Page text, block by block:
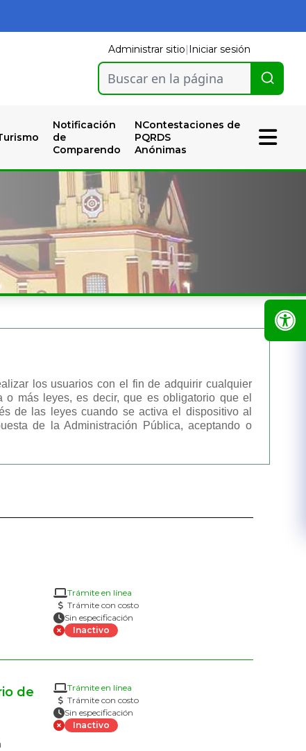
Administrar sitio|Iniciar sesión
Buscar en la página
Notificación
de
Comparendo
NContestaciones de
PQRDS
Anónimas
los usuarios con el fin de adquirir cualquier
más leyes, es decir, que es obligatorio que el
de las leyes cuando se activa el dispositivo al
de la Administración Pública, aceptando o
Trámite en línea
Trámite con costo
Sin especificación
Inactivo
de
Trámite en línea
Trámite con costo
Sin especificación
Inactivo